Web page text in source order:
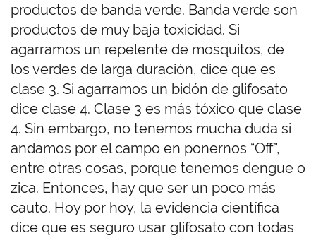
productos de banda verde. Banda verde son
productos de muy baja toxicidad. Si
agarramos un repelente de mosquitos, de
los verdes de larga duración, dice que es
clase 3. Si agarramos un bidón de glifosato
dice clase 4. Clase 3 es más tóxico que clase
4. Sin embargo, no tenemos mucha duda si
andamos por el campo en ponernos “Off”,
entre otras cosas, porque tenemos dengue o
zica. Entonces, hay que ser un poco más
cauto. Hoy por hoy, la evidencia científica
dice que es seguro usar glifosato con todas